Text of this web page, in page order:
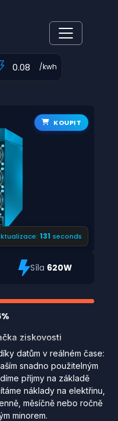
/kwh
KOUPIT
130 seconds
Síla 620W
ziskovosti
datům v reálném čase:
snadno použitelným
příjmy na základě
náklady na elektřinu,
měsíčně nebo ročně
minorem.